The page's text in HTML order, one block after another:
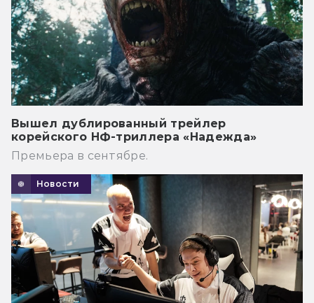
Вышел дублированный трейлер
корейского НФ-триллера «Надежда»
Премьера в сентябре.
Новости